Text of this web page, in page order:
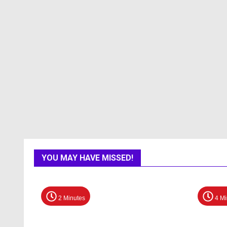
YOU MAY HAVE MISSED!
2 Minutes 4